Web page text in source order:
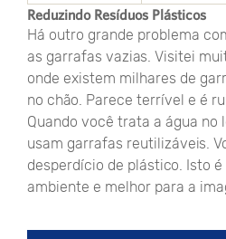
Reduzindo Resíduos Plásticos
Há outro grande problema
as garrafas vazias. Visitei
onde existem milhares de
no chão. Parece terrível e é
Quando você trata a água no
usam garrafas reutilizáveis.
desperdício de plástico. Isto
ambiente e melhor para a